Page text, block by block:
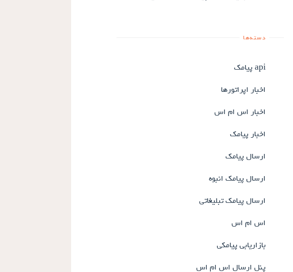
دسته‌ها
api پیامک
اخبار اپراتورها
اخبار اس ام اس
اخبار پیامک
ارسال پیامک
ارسال پیامک انبوه
ارسال پیامک تبلیغاتی
اس ام اس
بازاریابی پیامکی
پنل ارسال اس ام اس